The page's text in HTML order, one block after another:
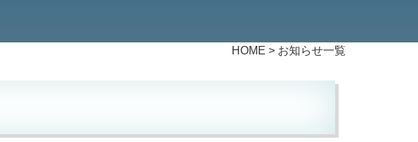
HOME > お知らせ一覧